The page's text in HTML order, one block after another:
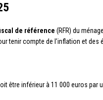
de référence (RFR) du
tenir compte de l’inflation et des
être inférieur à 11 000 euros